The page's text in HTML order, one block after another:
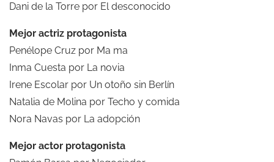
Dani de la Torre por El desconocido
Mejor actriz protagonista
Penélope Cruz por Ma ma
Inma Cuesta por La novia
Irene Escolar por Un otoño sin Berlín
Natalia de Molina por Techo y comida
Nora Navas por La adopción
Mejor actor protagonista